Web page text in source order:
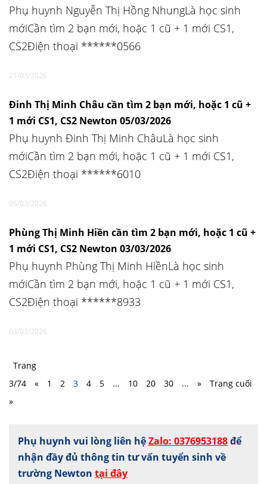
Phụ huynh Nguyễn Thị Hồng NhungLà học sinh
mớiCần tìm 2 bạn mới, hoặc 1 cũ + 1 mới CS1,
CS2Điện thoại ******0566
21/03/2026
Đinh Thị Minh Châu cần tìm 2 bạn mới, hoặc 1 cũ +
1 mới CS1, CS2 Newton 05/03/2026
Phụ huynh Đinh Thị Minh ChâuLà học sinh
mớiCần tìm 2 bạn mới, hoặc 1 cũ + 1 mới CS1,
CS2Điện thoại ******6010
05/03/2026
Phùng Thị Minh Hiền cần tìm 2 bạn mới, hoặc 1 cũ +
1 mới CS1, CS2 Newton 03/03/2026
Phụ huynh Phùng Thị Minh HiềnLà học sinh
mớiCần tìm 2 bạn mới, hoặc 1 cũ + 1 mới CS1,
CS2Điện thoại ******8933
03/03/2026
Trang
3/74
« 1 2 3 4 5 ... 10 20 30 ... »
Trang cuối
»
Phụ huynh vui lòng liên hệZalo: 0376953188để
nhận đầy đủ thông tin tư vấn tuyển sinh về
trường Newton tại đây